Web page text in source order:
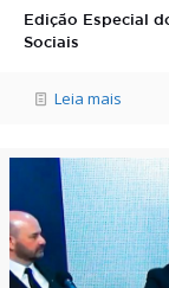
Edição Especial
Sociais
Leia mais